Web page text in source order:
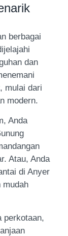
berbagai
dan
mulai dari
modern.
Anda
Atau, Anda
di Anyer
mudah
perkotaan,